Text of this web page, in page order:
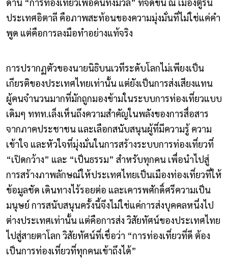
ประเทศอิตาลี คือภาพสะท้อนของความมุ่งมั่นที่ไม่ใช่แค่คำ
พูด แต่คือการลงมือทำอย่างแท้จริง
การปรากฏตัวของนายนิธิบนเวทีระดับโลกไม่เพียงเป็น
เกียรติของประเทศไทยเท่านั้น แต่ยังเป็นการส่งเสียงแทน
ผู้คนจำนวนมากที่มักถูกมองข้ามในระบบการท่องเที่ยวแบบ
เดิมๆ ททท.เล็งเห็นถึงความสำคัญในพลังของการสื่อสาร
จากภาคประชาชน และเลือกสนับสนุนผู้ที่มีความรู้ ความ
เข้าใจ และหัวใจที่มุ่งมั่นในการสร้างระบบการท่องเที่ยวที่
“เปิดกว้าง” และ “เป็นธรรม” สำหรับทุกคน เพื่อนำไปสู่
การสร้างภาพลักษณ์ให้ประเทศไทยเป็นเมืองท่องเที่ยวที่ให้
ข้อมูลชัด เดินทางไร้รอยต่อ และเคารพศักดิ์ศรีความเป็น
มนุษย์ การสนับสนุนครั้งนี้จึงไม่ใช่แค่การส่งบุคคลหนึ่งไป
ต่างประเทศเท่านั้น แต่คือการส่ง วิสัยทัศน์ของประเทศไทย
ไปสู่สายตาโลก วิสัยทัศน์ที่เชื่อว่า “การท่องเที่ยวที่ดี ต้อง
เป็นการท่องเที่ยวที่ทุกคนเข้าถึงได้”